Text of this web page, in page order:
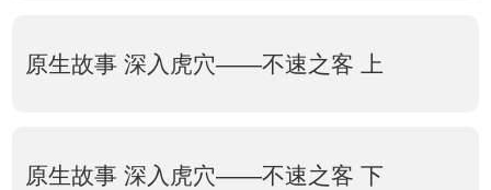
原生故事 深入虎穴——不速之客 上
原生故事 深入虎穴——不速之客 下